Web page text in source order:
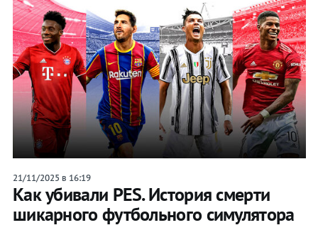
21/11/2025 в 16:19
Как убивали PES. История смерти
шикарного футбольного симулятора